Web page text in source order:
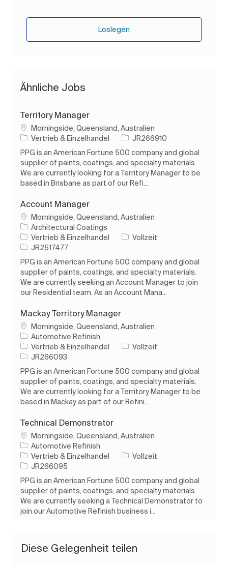
Loslegen
Ähnliche Jobs
Territory Manager
Ort
Morningside, Queensland, Australien
Kategorie
Vertrieb & Einzelhandel Auftrags-ID
JR266910
PPG is an American Fortune 500 company and global
supplier of paints, coatings, and specialty materials.
We are currently looking for a Territory Manager to be
based in Brisbane as part of our Refi...
Account Manager
Ort
Morningside, Queensland, Australien
Architectural Coatings
Kategorie
Vertrieb & Einzelhandel Auftragstyp
Vollzeit
Auftrags-ID
JR2517477
PPG is an American Fortune 500 company and global
supplier of paints, coatings, and specialty materials.
We are currently seeking an Account Manager to join
our Residential team. As an Account Mana...
Mackay Territory Manager
Ort
Morningside, Queensland, Australien
Automotive Refinish
Kategorie
Vertrieb & Einzelhandel Auftragstyp
Vollzeit
Auftrags-ID
JR266093
PPG is an American Fortune 500 company and global
supplier of paints, coatings, and specialty materials.
We are currently looking for a Territory Manager to be
based in Mackay as part of our Refini...
Technical Demonstrator
Ort
Morningside, Queensland, Australien
Automotive Refinish
Kategorie
Vertrieb & Einzelhandel Auftragstyp
Vollzeit
Auftrags-ID
JR266095
PPG is an American Fortune 500 company and global
supplier of paints, coatings, and specialty materials.
We are currently seeking a Technical Demonstrator to
join our Automotive Refinish business i...
Diese Gelegenheit teilen